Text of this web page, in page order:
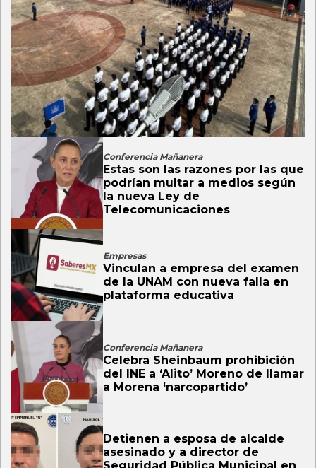
Conferencia Mañanera
Estas son las razones por las que
podrían multar a medios según
la nueva Ley de
Telecomunicaciones
Empresas
Vinculan a empresa del examen
de la UNAM con nueva falla en
plataforma educativa
Conferencia Mañanera
Celebra Sheinbaum prohibición
del INE a ‘Alito’ Moreno de llamar
a Morena ‘narcopartido’
Detienen a esposa de alcalde
asesinado y a director de